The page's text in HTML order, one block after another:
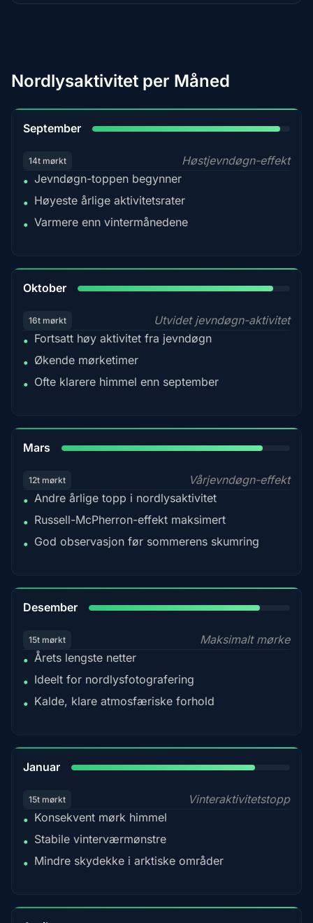
Nordlysaktivitet per Måned
September
14t mørkt
Høstjevndøgn-effekt
• Jevndøgn-toppen begynner
• Høyeste årlige aktivitetsrater
• Varmere enn vintermånedene
Oktober
16t mørkt
Utvidet jevndøgn-aktivitet
• Fortsatt høy aktivitet fra jevndøgn
• Økende mørketimer
• Ofte klarere himmel enn september
Mars
12t mørkt
Vårjevndøgn-effekt
• Andre årlige topp i nordlysaktivitet
• Russell-McPherron-effekt maksimert
• God observasjon før sommerens skumring
Desember
15t mørkt
Maksimalt mørke
• Årets lengste netter
• Ideelt for nordlysfotografering
• Kalde, klare atmosfæriske forhold
Januar
15t mørkt
Vinteraktivitetstopp
• Konsekvent mørk himmel
• Stabile vinterværmønstre
• Mindre skydekke i arktiske områder